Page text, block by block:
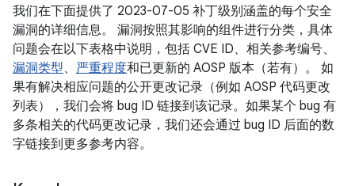
我们在下面提供了 2023-07-05 补丁级别涵盖的每个安全
漏洞的详细信息。 漏洞按照其影响的组件进行分类，具体
问题会在以下表格中说明，包括 CVE ID、相关参考编号、
漏洞类型、 严重程度和已更新的 AOSP 版本（若有）。 如
果有解决相应问题的公开更改记录（例如 AOSP 代码更改
列表），我们会将 bug ID 链接到该记录。如果某个 bug 有
多条相关的代码更改记录，我们还会通过 bug ID 后面的数
字链接到更多参考内容。